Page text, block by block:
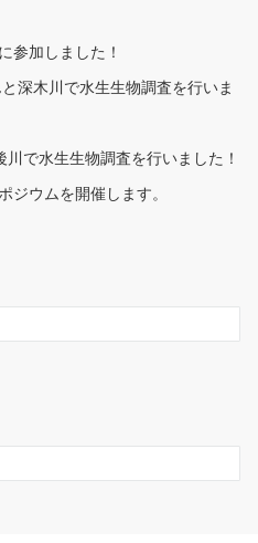
参加しました！
深木川で水生生物調査を行いま
で水生生物調査を行いました！
ジウムを開催します。